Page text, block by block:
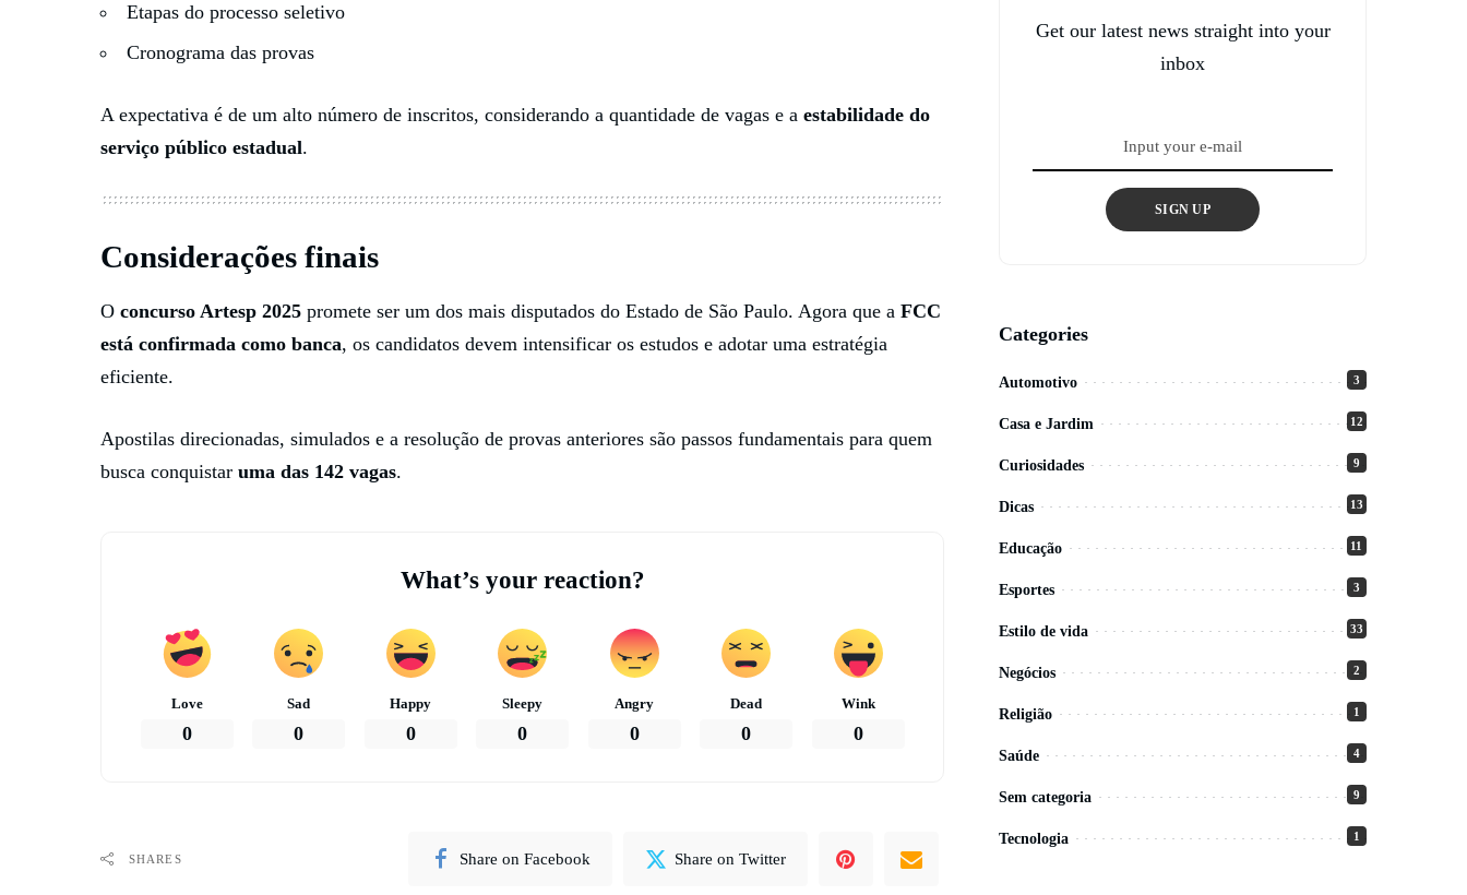
Etapas do processo seletivo
Cronograma das provas
A expectativa é de um alto número de inscritos, considerando a quantidade de vagas e a estabilidade do
serviço público estadual.
Considerações finais
O concurso Artesp 2025 promete ser um dos mais disputados do Estado de São Paulo. Agora que a FCC
está confirmada como banca, os candidatos devem intensificar os estudos e adotar uma estratégia
eficiente.
Apostilas direcionadas, simulados e a resolução de provas anteriores são passos fundamentais para quem
busca conquistar uma das 142 vagas.
What’s your reaction?
Love
0
Sad
0
Happy
0
Sleepy
0
Angry
0
Dead
0
Wink
0
SHARES Share on Facebook Share on Twitter
Get our latest news straight into your
inbox
SIGN UP
Categories
Automotivo 3
Casa e Jardim 12
Curiosidades 9
Dicas 13
Educação 11
Esportes 3
Estilo de vida 33
Negócios 2
Religião 1
Saúde 4
Sem categoria 9
Tecnologia 1